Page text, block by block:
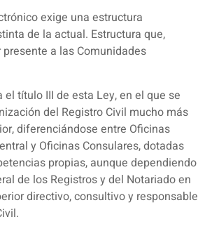
exige una estructura
de la actual. Estructura que,
a las Comunidades
título III de esta Ley, en el que se
del Registro Civil mucho más
diferenciándose entre Oficinas
y Oficinas Consulares, dotadas
propias, aunque dependiendo
de los Registros y del Notariado en
directivo, consultivo y responsable